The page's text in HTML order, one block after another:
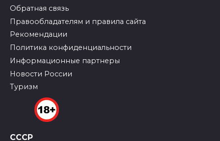
Обратная связь
Правообладателям и правила сайта
Рекомендации
Политика конфиденциальности
Информационные партнеры
Новости России
Туризм
СССР